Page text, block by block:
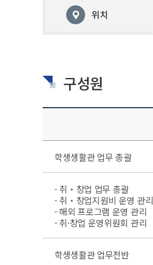
위치
구성원
학생생활관 업무 총괄
- 취‧창업 업무 총괄
- 취‧창업지원비 운영 관리
- 해외 프로그램 운영 관리
- 취·창업 운영위원회 관리
학생생활관 업무전반